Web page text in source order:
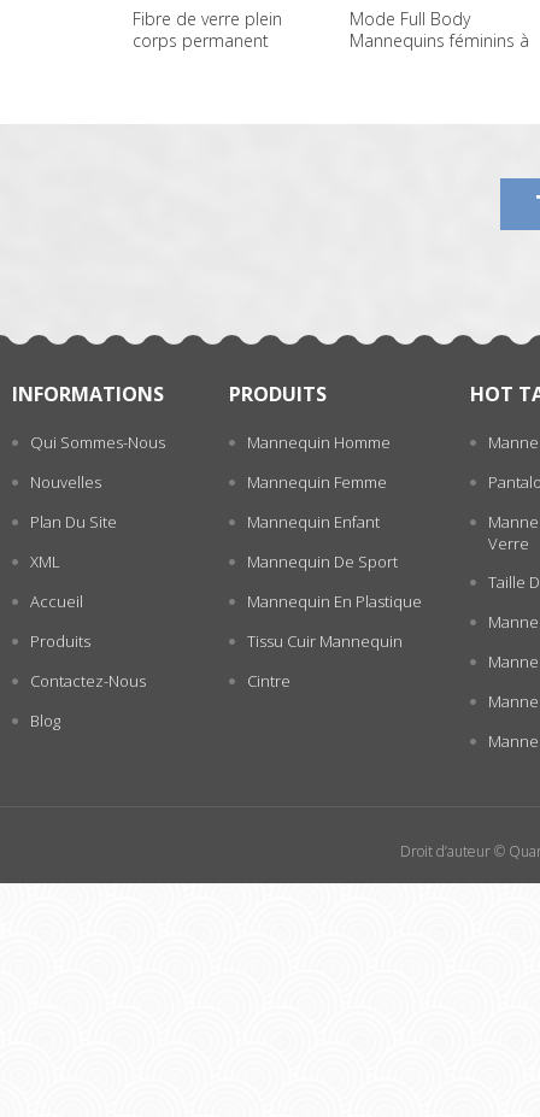
Fibre de verre plein
corps permanent
Mode Full Body
Mannequins féminins à
INFORMATIONS
Qui Sommes-Nous
Nouvelles
Plan Du Site
XML
Accueil
Produits
Contactez-Nous
Blog
PRODUITS
Mannequin Homme
Mannequin Femme
Mannequin Enfant
Mannequin De Sport
Mannequin En Plastique
Tissu Cuir Mannequin
Cintre
HOT
Verre
Taille
Droit d’auteur ©